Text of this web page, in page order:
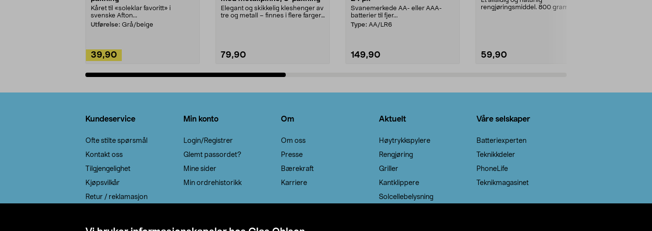
Kåret til «soleklar favoritt» i
svenske Afton...
Utførelse: Grå/beige
39,90
Elegant og skikkelig kleshenger av
tre og metall – finnes i flere farger.
79,90
Svanemerkede AA- eller AAA-
batterier til fjer...
Type: AA/LR6
149,90
rengjøringsmiddel. 800 gram
59,90
Kundeservice
Ofte stilte spørsmål
Kontakt oss
Tilgjengelighet
Kjøpsvilkår
Retur / reklamasjon
Min konto
Login/Registrer
Glemt passordet?
Mine sider
Min ordrehistorikk
Om
Om oss
Presse
Bærekraft
Karriere
Aktuelt
Høytrykkspylere
Rengjøring
Griller
Kantklippere
Solcellebelysning
Våre selskaper
Batteriexperten
Teknikkdeler
PhoneLife
Teknikmagasinet